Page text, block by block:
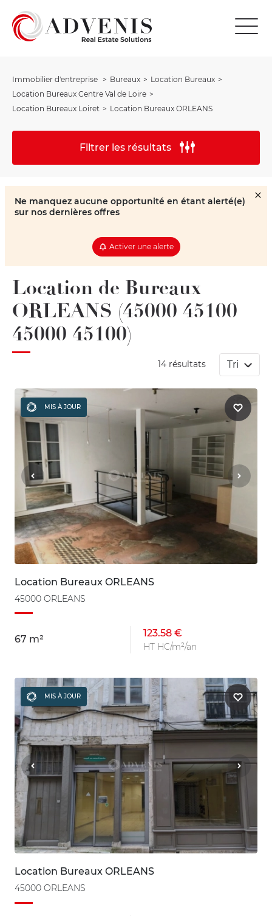
Immobilier d'entreprise Bureaux
Location Bureaux
Location Bureaux Centre Val de Loire
Location Bureaux Loiret
Location Bureaux ORLEANS
Filtrer les résultats
Ne manquez aucune opportunité en étant alerté(e)
sur nos dernières offres
Activer une alerte
Location de Bureaux
ORLEANS (45000 45100
45000 45100)
14 résultats Tri
MIS À JOUR
Location Bureaux ORLEANS
45000 ORLEANS
67 m²
123.58 €
HT HC/m²/an
MIS À JOUR
Location Bureaux ORLEANS
45000 ORLEANS